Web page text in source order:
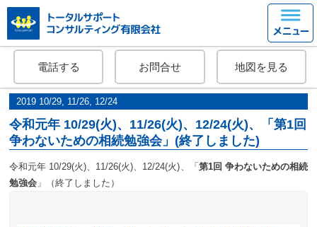
電話する お問合せ 地図を見る
2019 10/29, 11/26, 12/24
令和元年 10/29(火)、11/26(火)、12/24(火)、「第1回
争わないための相続勉強会」(終了しました)
令和元年 10/29(火)、11/26(火)、12/24(火)、「 第1回 争わないための相続
勉強会 」（終了しました）